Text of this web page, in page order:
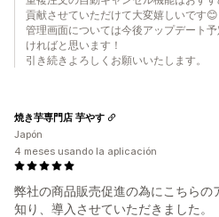
貢献させていただけて大変嬉しいです😊
管理画面については今後アップデート
ければと思います！
引き続きよろしくお願いいたします。
弊社の商品販売促進の為にこちら
知り、導入させていただきました。
焼き芋専門店 芋やす
Japón
4 meses usando la aplicación